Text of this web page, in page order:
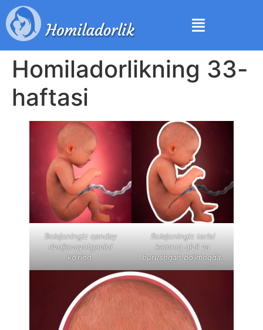
Homiladorlikning 33-
haftasi
Bolajoningiz qanday
rivojlanayotganini
ko‘ring.
Bolajoningiz terisi
kamroq qizil va
burushgan bo‘lmoqda.